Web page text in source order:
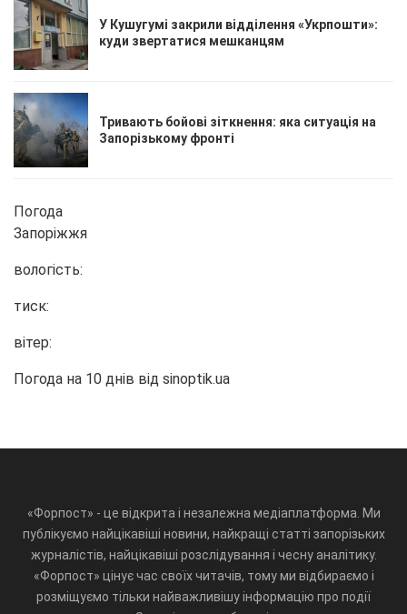
У Кушугумі закрили відділення «Укрпошти»:
куди звертатися мешканцям
Тривають бойові зіткнення: яка ситуація на
Запорізькому фронті
Погода
Запоріжжя
вологість:
тиск:
вітер:
Погода на 10 днів від sinoptik.ua
«Форпост» - це відкрита і незалежна медіаплатформа. Ми
публікуємо найцікавіші новини, найкращі статті запорізьких
журналістів, найцікавіші розслідування і чесну аналітику.
«Форпост» цінує час своїх читачів, тому ми відбираємо і
розміщуємо тільки найважливішу інформацію про події